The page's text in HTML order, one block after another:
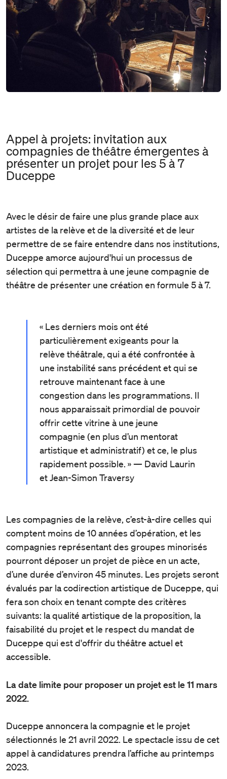
Appel à projets: invitation aux
compagnies de théâtre émergentes à
présenter un projet pour les 5 à 7
Duceppe
Avec le désir de faire une plus grande place aux
artistes de la relève et de la diversité et de leur
permettre de se faire entendre dans nos institutions,
Duceppe amorce aujourd'hui un processus de
sélection qui permettra à une jeune compagnie de
théâtre de présenter une création en formule 5 à 7.
« Les derniers mois ont été
particulièrement exigeants pour la
relève théâtrale, qui a été confrontée à
une instabilité sans précédent et qui se
retrouve maintenant face à une
congestion dans les programmations. Il
nous apparaissait primordial de pouvoir
offrir cette vitrine à une jeune
compagnie (en plus d’un mentorat
artistique et administratif) et ce, le plus
rapidement possible. » — David Laurin
et Jean-Simon Traversy
Les compagnies de la relève, c’est-à-dire celles qui
comptent moins de 10 années d’opération, et les
compagnies représentant des groupes minorisés
pourront déposer un projet de pièce en un acte,
d’une durée d’environ 45 minutes. Les projets seront
évalués par la codirection artistique de Duceppe, qui
fera son choix en tenant compte des critères
suivants: la qualité artistique de la proposition, la
faisabilité du projet et le respect du mandat de
Duceppe qui est d'offrir du théâtre actuel et
accessible.
La date limite pour proposer un projet est le 11 mars
2022.
Duceppe annoncera la compagnie et le projet
sélectionnés le 21 avril 2022. Le spectacle issu de cet
appel à candidatures prendra l’affiche au printemps
2023.